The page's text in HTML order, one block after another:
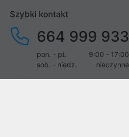
Szybki kontakt
664 999 933
pon. - pt.
9:00 - 17:00
sob. - niedz.
nieczynne